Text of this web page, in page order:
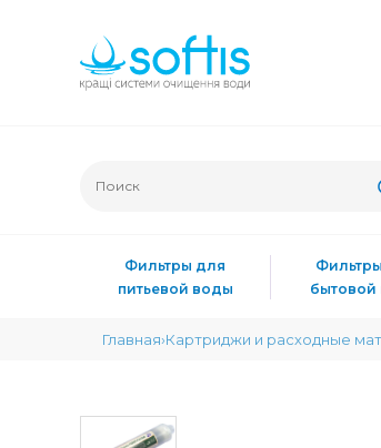
Фильтры для
питьевой воды
бытовой
Главная Картриджи и расходные